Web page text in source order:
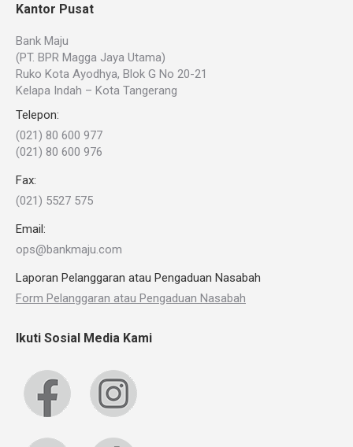
Kantor Pusat
Bank Maju
(PT. BPR Magga Jaya Utama)
Ruko Kota Ayodhya, Blok G No 20-21
Kelapa Indah – Kota Tangerang
Telepon:
(021) 80 600 977
(021) 80 600 976
Fax:
(021) 5527 575
Email:
ops@bankmaju.com
Laporan Pelanggaran atau Pengaduan Nasabah
Form Pelanggaran atau Pengaduan Nasabah
Ikuti Sosial Media Kami